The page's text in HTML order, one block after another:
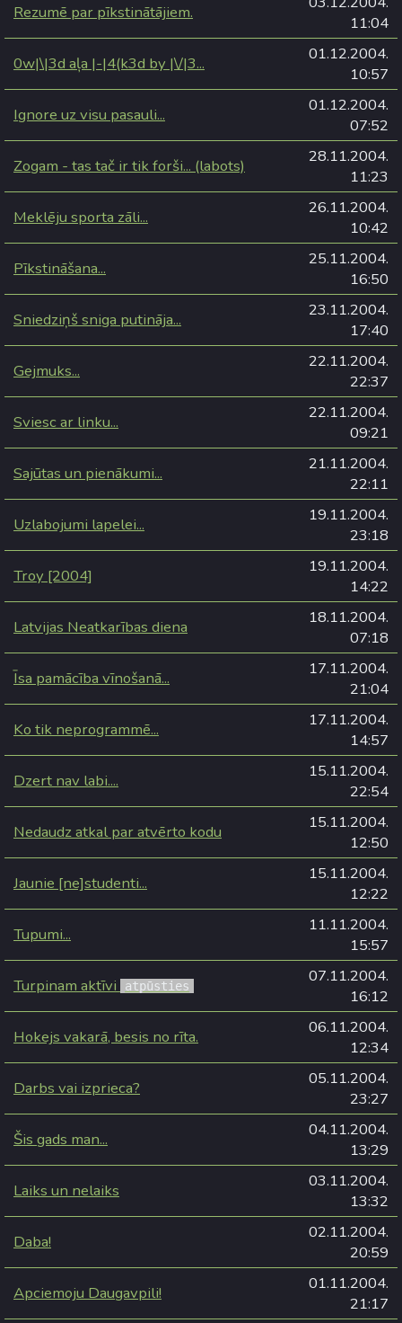
Rezumē par pīkstinātājiem.
11:04
0w|\|3d aļa |-|4(k3d by |\/|3...
01.12.2004.
10:57
Ignore uz visu pasauli...
01.12.2004.
07:52
Zogam - tas tač ir tik forši... (labots)
28.11.2004.
11:23
Meklēju sporta zāli...
26.11.2004.
10:42
Pīkstināšana...
25.11.2004.
16:50
Sniedziņš sniga putināja...
23.11.2004.
17:40
Gejmuks...
22.11.2004.
22:37
Sviesc ar linku...
22.11.2004.
09:21
Sajūtas un pienākumi...
21.11.2004.
22:11
Uzlabojumi lapelei...
19.11.2004.
23:18
Troy [2004]
19.11.2004.
14:22
Latvijas Neatkarības diena
18.11.2004.
07:18
Īsa pamācība vīnošanā...
17.11.2004.
21:04
Ko tik neprogrammē...
17.11.2004.
14:57
Dzert nav labi....
15.11.2004.
22:54
Nedaudz atkal par atvērto kodu
15.11.2004.
12:50
Jaunie [ne]studenti...
15.11.2004.
12:22
Tupumi...
11.11.2004.
15:57
Turpinam aktīvi
atpūsties
07.11.2004.
16:12
Hokejs vakarā, besis no rīta.
06.11.2004.
12:34
Darbs vai izprieca?
05.11.2004.
23:27
Šis gads man...
04.11.2004.
13:29
Laiks un nelaiks
03.11.2004.
13:32
Daba!
02.11.2004.
20:59
Apciemoju Daugavpili!
01.11.2004.
21:17